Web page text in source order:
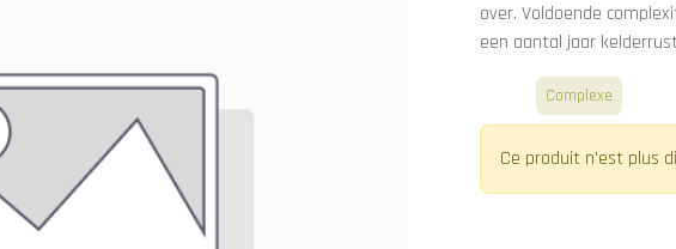
over. Voldoende
een aantal jaar
Complexe
Ce produit n'est plus